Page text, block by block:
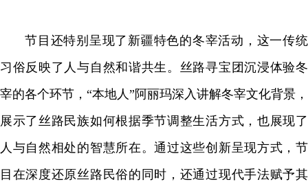
节目还特别呈现了新疆特色的冬宰活动，这一传统
习俗反映了人与自然和谐共生。丝路寻宝团沉浸体验冬
宰的各个环节，“本地人”阿丽玛深入讲解冬宰文化背景，
展示了丝路民族如何根据季节调整生活方式，也展现了
人与自然相处的智慧所在。通过这些创新呈现方式，节
目在深度还原丝路民俗的同时，还通过现代手法赋予其